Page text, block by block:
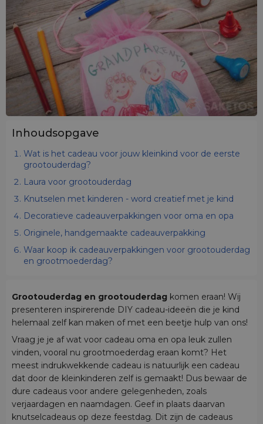
Inhoudsopgave
Wat is het cadeau voor jouw kleinkind voor de eerste
grootouderdag?
Laura voor grootouderdag
Knutselen met kinderen - word creatief met je kind
Decoratieve cadeauverpakkingen voor oma en opa
Originele, handgemaakte cadeauverpakking
Waar koop ik cadeauverpakkingen voor grootouderdag
en grootmoederdag?
Grootouderdag en grootouderdag komen eraan! Wij
presenteren inspirerende DIY cadeau-ideeën die je kind
helemaal zelf kan maken of met een beetje hulp van ons!
Vraag je je af wat voor cadeau oma en opa leuk zullen
vinden, vooral nu grootmoederdag eraan komt? Het
meest indrukwekkende cadeau is natuurlijk een cadeau
dat door de kleinkinderen zelf is gemaakt! Dus bewaar de
dure cadeaus voor andere gelegenheden, zoals
verjaardagen en naamdagen. Geef in plaats daarvan
knutselcadeaus op deze feestdag. Dit zijn de cadeaus